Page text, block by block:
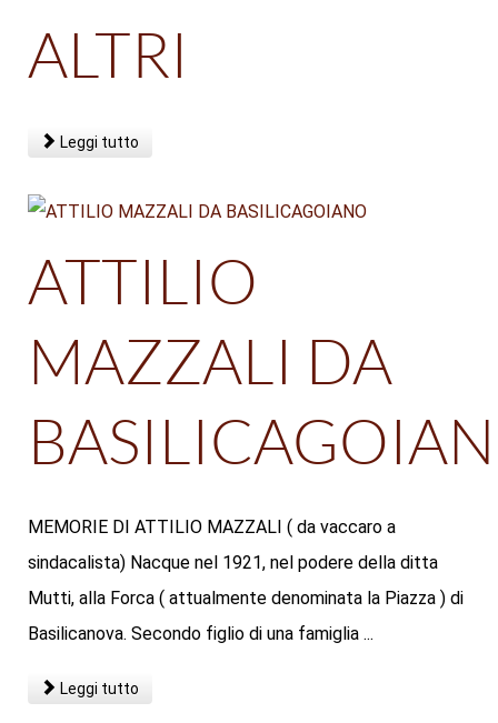
ALTRI
Leggi tutto
ATTILIO
MAZZALI DA
MEMORIE DI ATTILIO MAZZALI ( da vaccaro a
sindacalista) Nacque nel 1921, nel podere della ditta
Mutti, alla Forca ( attualmente denominata la Piazza ) di
Basilicanova. Secondo figlio di una famiglia ...
Leggi tutto